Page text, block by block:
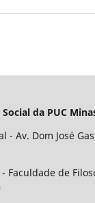
da PUC
Av. Dom José
de